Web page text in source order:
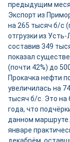
предыдущим
Экспорт из
на 265 тысяч б/с
отгрузки из
составив 349
показал
(почти 42%) до
Прокачка нефти
увеличилась на
тысяч б/с. Это на
года, что
данном
январе